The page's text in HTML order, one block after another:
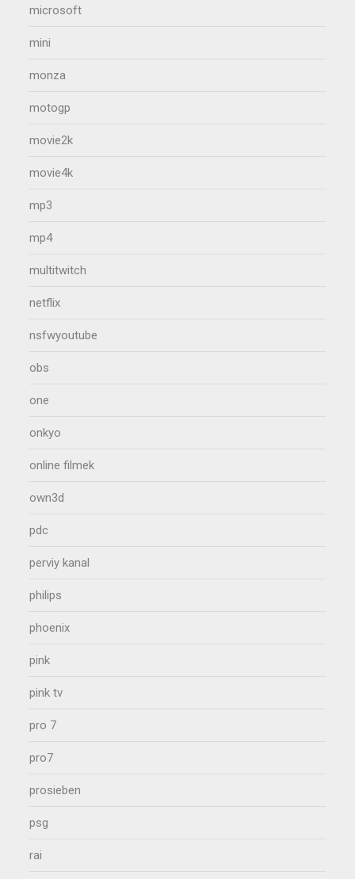
microsoft
mini
monza
motogp
movie2k
movie4k
mp3
mp4
multitwitch
netflix
nsfwyoutube
obs
one
onkyo
online filmek
own3d
pdc
perviy kanal
philips
phoenix
pink
pink tv
pro 7
pro7
prosieben
psg
rai